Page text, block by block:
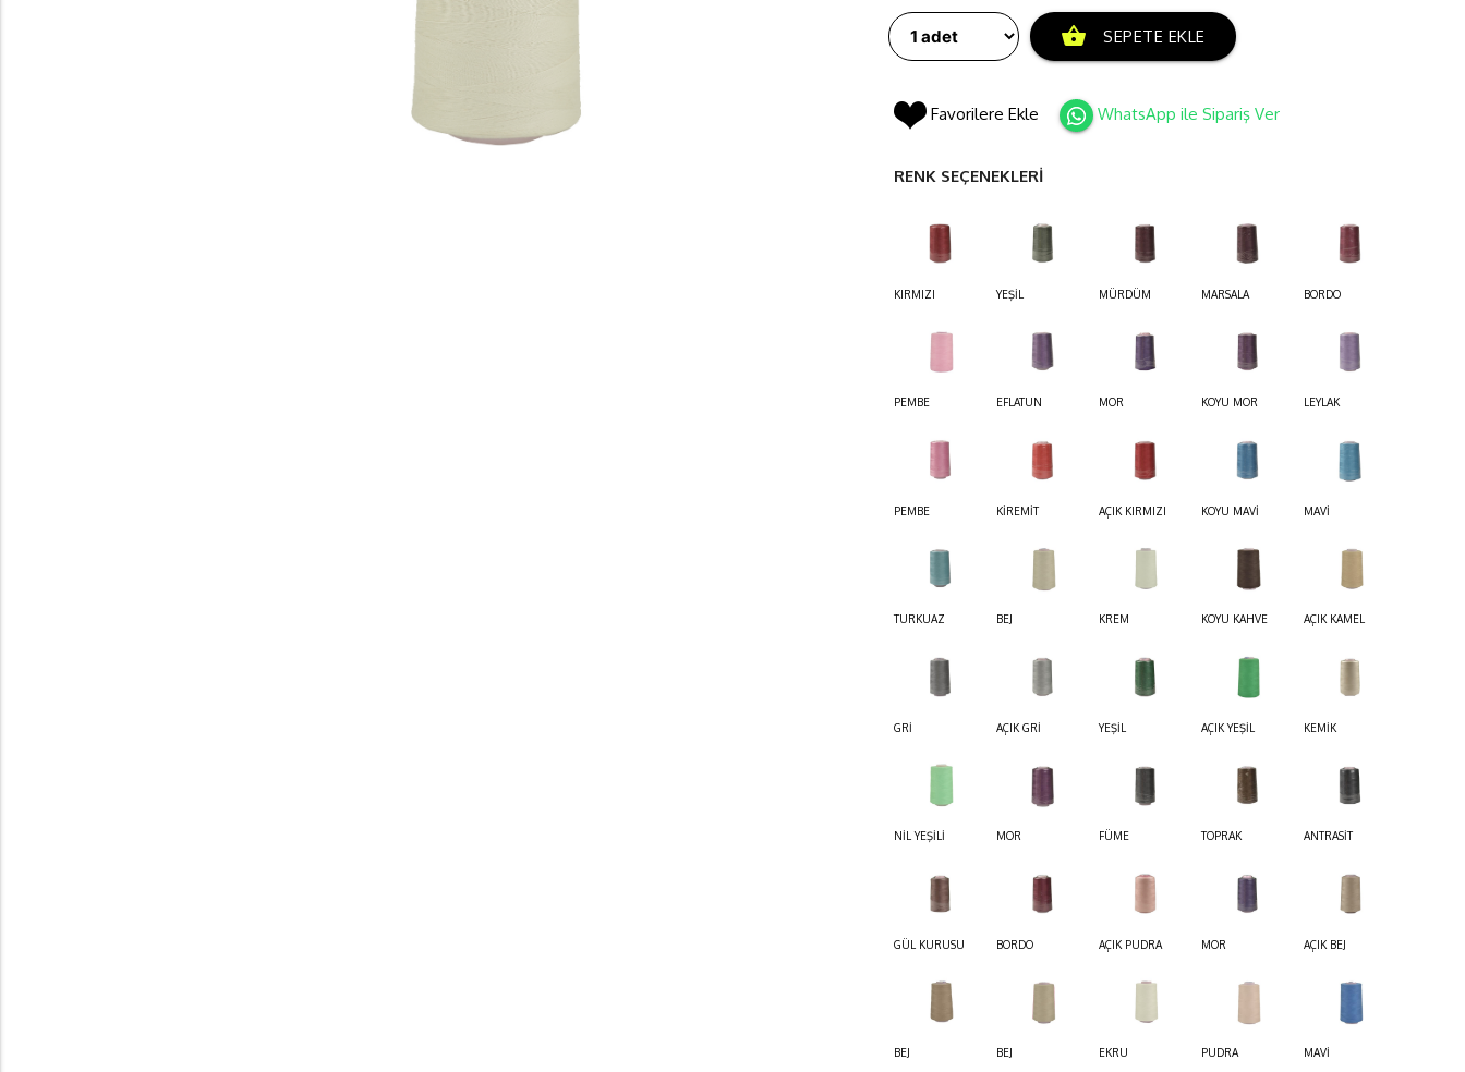
shopping_basket SEPETE EKLE
Favorilere Ekle WhatsApp ile Sipariş Ver
RENK SEÇENEKLERİ
KIRMIZI YEŞİL MÜRDÜM MARSALA BORDO
PEMBE EFLATUN MOR KOYU MOR LEYLAK
PEMBE KİREMİT AÇIK KIRMIZI KOYU MAVİ MAVİ
TURKUAZ BEJ KREM KOYU KAHVE AÇIK KAMEL
GRİ AÇIK GRİ YEŞİL AÇIK YEŞİL KEMİK
NİL YEŞİLİ MOR FÜME TOPRAK ANTRASİT
GÜL KURUSU BORDO AÇIK PUDRA MOR AÇIK BEJ
BEJ BEJ EKRU PUDRA MAVİ